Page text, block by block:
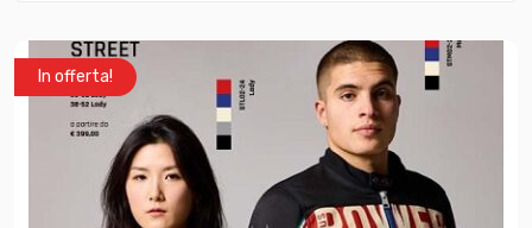
In offerta!